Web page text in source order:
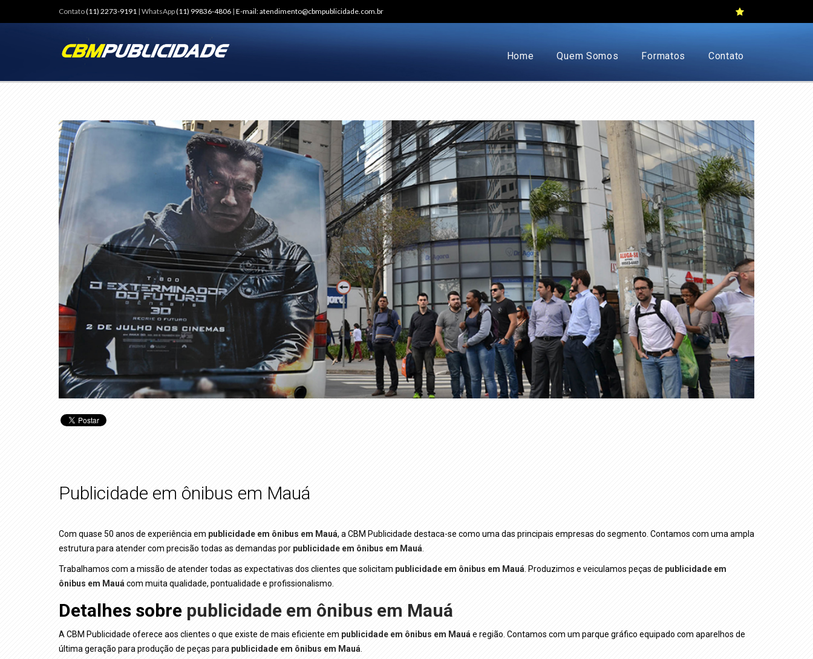
Contato(11) 2273-9191 | WhatsApp(11) 99836-4806 | E-mail: atendimento@cbmpublicidade.com.br
Home Quem Somos Formatos Contato
Publicidade em ônibus em Mauá
Com quase 50 anos de experiência em publicidade em ônibus em Mauá, a CBM Publicidade destaca-se como uma das principais empresas do segmento. Contamos com uma ampla
estrutura para atender com precisão todas as demandas por publicidade em ônibus em Mauá.
Trabalhamos com a missão de atender todas as expectativas dos clientes que solicitam publicidade em ônibus em Mauá. Produzimos e veiculamos peças de publicidade em
ônibus em Mauácom muita qualidade, pontualidade e profissionalismo.
Detalhes sobre publicidade em ônibus em Mauá
A CBM Publicidade oferece aos clientes o que existe de mais eficiente em publicidade em ônibus em Mauáe região. Contamos com um parque gráfico equipado com aparelhos de
última geração para produção de peças para publicidade em ônibus em Mauá.